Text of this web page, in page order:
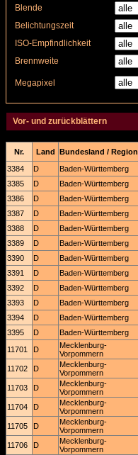
Blende
Belichtungszeit
ISO-Empfindlichkeit
Brennweite
Megapixel
Vor- und zurückblättern
Nr. Land Bundesland / Region
3384
D Baden-Württemberg
3385
D Baden-Württemberg
3386
D Baden-Württemberg
3387
D Baden-Württemberg
3388
D Baden-Württemberg
3389
D Baden-Württemberg
3390
D Baden-Württemberg
3391
D Baden-Württemberg
3392
D Baden-Württemberg
3393
D Baden-Württemberg
3394
D Baden-Württemberg
3395
D Baden-Württemberg
11701
D
Mecklenburg-
Vorpommern
11702 D
Mecklenburg-
Vorpommern
11703 D
Mecklenburg-
Vorpommern
11704 D
Mecklenburg-
Vorpommern
11705 D
Mecklenburg-
Vorpommern
11706 D
Mecklenburg-
Vorpommern